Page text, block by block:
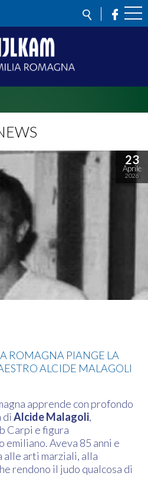
23
Aprile
2026
ROMAGNA PIANGE LA
ALCIDE MALAGOLI
apprende con profondo
di Alcide Malagoli,
Carpi e figura
Aveva 85 anni e
alle arti marziali, alla
rendono il judo qualcosa di